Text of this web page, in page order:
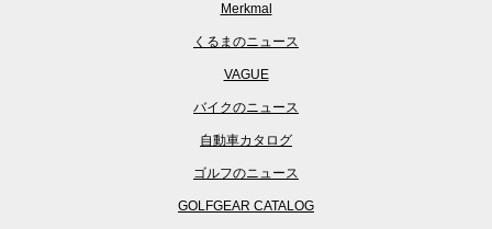
Merkmal
くるまのニュース
VAGUE
バイクのニュース
自動車カタログ
ゴルフのニュース
GOLFGEAR CATALOG